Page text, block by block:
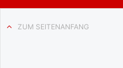
ZUM SEITENANFANG